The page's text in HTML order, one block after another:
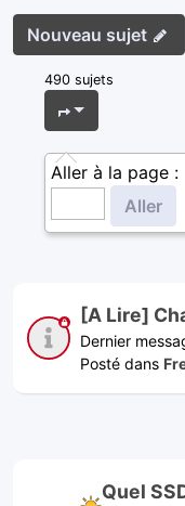
Nouveau sujet
490 sujets
Page
Aller à la page :
[A Lire]
Dernier
Posté dans
Quel